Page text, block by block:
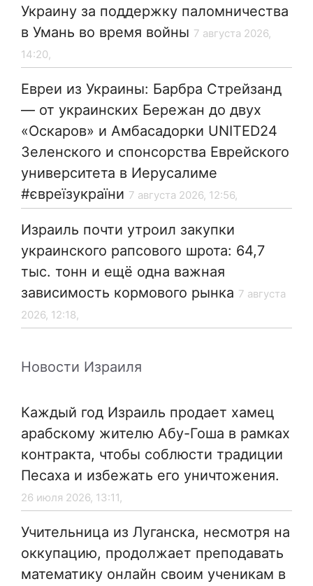
Украину за поддержку паломничества
в Умань во время войны 7 августа 2026,
14:20,
Евреи из Украины: Барбра Стрейзанд
— от украинских Бережан до двух
«Оскаров» и Амбасадорки UNITED24
Зеленского и спонсорства Еврейского
университета в Иерусалиме
#євреїзукраїни 7 августа 2026, 12:56,
Израиль почти утроил закупки
украинского рапсового шрота: 64,7
тыс. тонн и ещё одна важная
зависимость кормового рынка 7 августа
2026, 12:18,
Новости Израиля
Каждый год Израиль продает хамец
арабскому жителю Абу-Гоша в рамках
контракта, чтобы соблюсти традиции
Песаха и избежать его уничтожения.
26 июля 2026, 13:11,
Учительница из Луганска, несмотря на
оккупацию, продолжает преподавать
математику онлайн своим ученикам в